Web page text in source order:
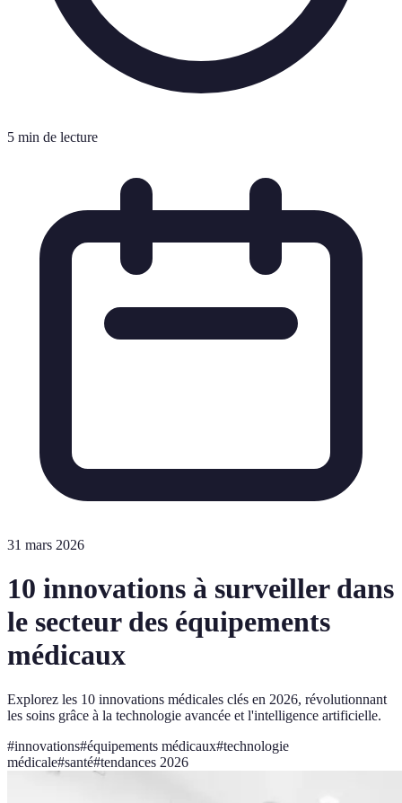
5 min de lecture
31 mars 2026
10 innovations à surveiller dans
le secteur des équipements
médicaux
Explorez les 10 innovations médicales clés en 2026, révolutionnant
les soins grâce à la technologie avancée et l'intelligence artificielle.
#innovations#équipements médicaux#technologie
médicale#santé#tendances 2026